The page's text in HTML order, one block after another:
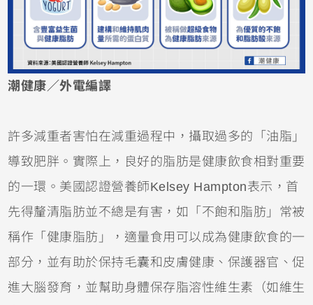
潮健康／外電編譯
許多減重者害怕在減重過程中，攝取過多的「油脂」
導致肥胖。實際上，良好的脂肪是健康飲食相對重要
的一環。美國認證營養師Kelsey Hampton表示，首
先得釐清脂肪並不總是有害，如「不飽和脂肪」常被
稱作「健康脂肪」，適量食用可以成為健康飲食的一
部分，並有助於保持毛囊和皮膚健康、保護器官、促
進大腦發育，並幫助身體保存脂溶性維生素（如維生